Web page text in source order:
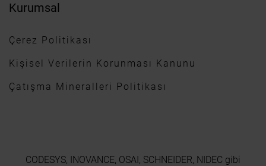
Kurumsal
Çerez Politikası
Kişisel Verilerin Korunması Kanunu
Çatışma Mineralleri Politikası
CODESYS, INOVANCE, OSAI, SCHNEIDER, NIDEC gibi